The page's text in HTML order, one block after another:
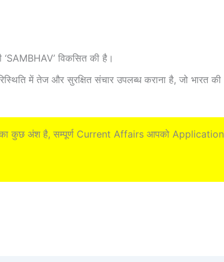
‘SAMBHAV’ विकसित की है।
में तेज और सुरक्षित संचार उपलब्ध कराना है, जो भारत की
कुछ अंश है, सम्पूर्ण Current Affairs आपको Application